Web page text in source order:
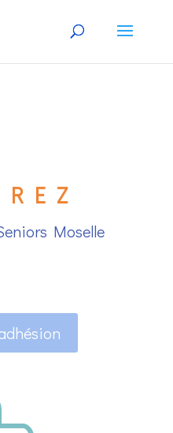
Moselle